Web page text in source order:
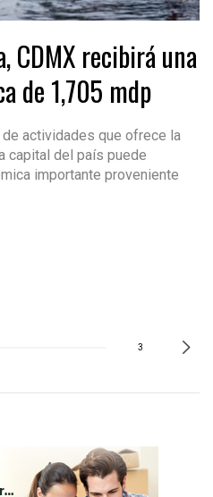
CDMX recibirá una
de 1,705 mdp
actividades que ofrece la
capital del país puede
importante proveniente
3